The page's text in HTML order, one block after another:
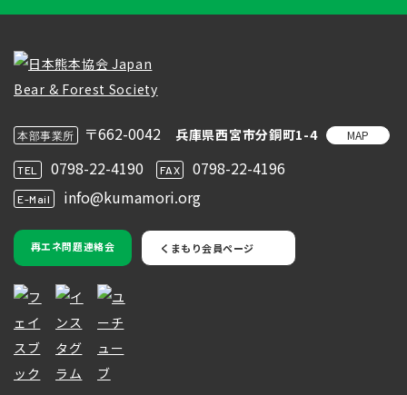
本部事業所 〒662-0042 兵庫県西宮市分銅町1-4 MAP
TEL 0798-22-4190 FAX 0798-22-4196
E-Mail info@kumamori.org
再エネ問題連絡会 くまもり会員ページ